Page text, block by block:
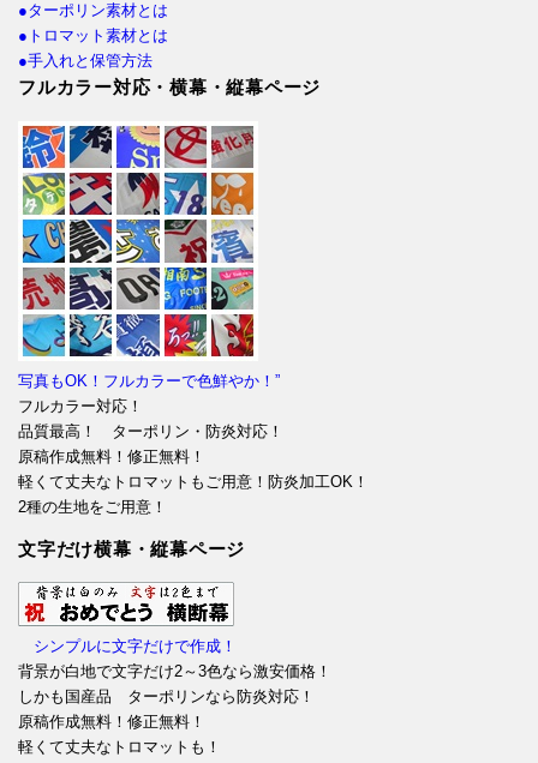
●ターポリン素材とは
●トロマット素材とは
●手入れと保管方法
フルカラー対応・横幕・縦幕ページ
写真もOK！フルカラーで色鮮やか！”
フルカラー対応！
品質最高！ ターポリン・防炎対応！
原稿作成無料！修正無料！
軽くて丈夫なトロマットもご用意！防炎加工OK！
2種の生地をご用意！
文字だけ横幕・縦幕ページ
シンプルに文字だけで作成！
背景が白地で文字だけ2～3色なら激安価格！
しかも国産品 ターポリンなら防炎対応！
原稿作成無料！修正無料！
軽くて丈夫なトロマットも！